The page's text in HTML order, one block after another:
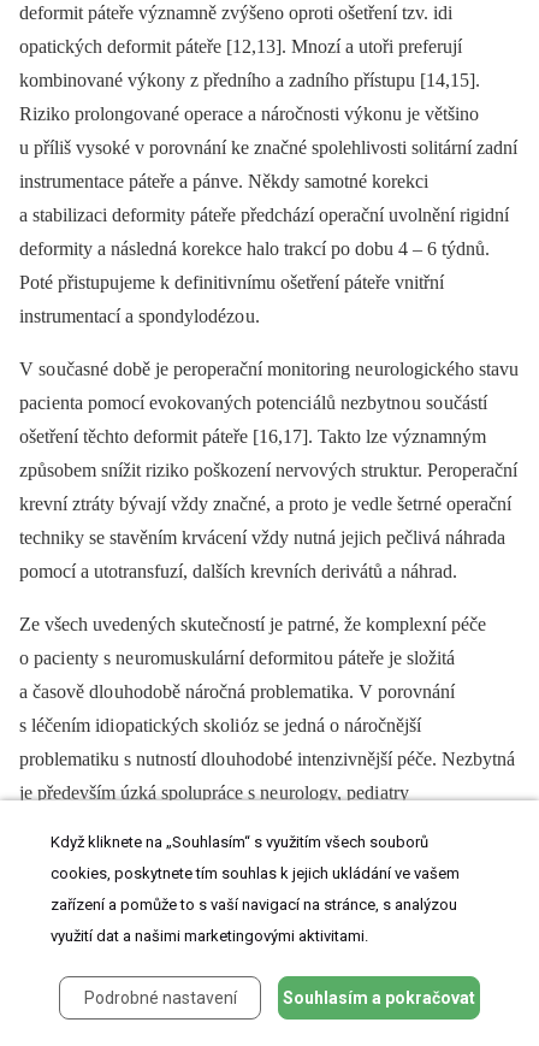
deformit páteře významně zvýšeno oproti ošetření tzv. idi
opatických deformit páteře [12,13]. Mnozí a utoři preferují
kombinované výkony z předního a zadního přístupu [14,15].
Riziko prolongované operace a náročnosti výkonu je většino
u příliš vysoké v porovnání ke značné spolehlivosti solitární zadní
instrumentace páteře a pánve. Někdy samotné korekci
a stabilizaci deformity páteře předchází operační uvolnění rigidní
deformity a následná korekce halo trakcí po dobu 4 –⁠ 6 týdnů.
Poté přistupujeme k definitivnímu ošetření páteře vnitřní
instrumentací a spondylodézo u.
V so učasné době je peroperační monitoring ne urologického stavu
paci enta pomocí evokovaných potenci álů nezbytno u so učástí
ošetření těchto deformit páteře [16,17]. Takto lze významným
způsobem snížit riziko poškození nervových struktur. Peroperační
krevní ztráty bývají vždy značné, a proto je vedle šetrné operační
techniky se stavěním krvácení vždy nutná jejich pečlivá náhrada
pomocí a utotransfuzí, dalších krevních derivátů a náhrad.
Ze všech uvedených skutečností je patrné, že komplexní péče
o paci enty s ne uromuskulární deformito u páteře je složitá
a časově dlo uhodobě náročná problematika. V porovnání
s léčením idi opatických skoli óz se jedná o náročnější
problematiku s nutností dlo uhodobé intenzivnější péče. Nezbytná
je především úzká spolupráce s ne urology, pedi atry
[18,19]. Z tohoto důvodu musíme vždy důsledně paci enta před
operací komplexně vyšetřit a pečlivě zvážit její přínos.
Výsledky RTG analýzy operovaných pa­ci entů prokázaly velmi
dobro u korekci skoli otické deformity s nastolením vý­hodnějšího
Když kliknete na „Souhlasím“ s využitím všech souborů
cookies, poskytnete tím souhlas k jejich ukládání ve vašem
zařízení a pomůže to s vaší navigací na stránce, s analýzou
využití dat a našimi marketingovými aktivitami.
Podrobné nastavení Souhlasím a pokračovat